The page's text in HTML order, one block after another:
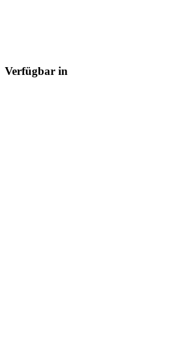
Verfügbar in